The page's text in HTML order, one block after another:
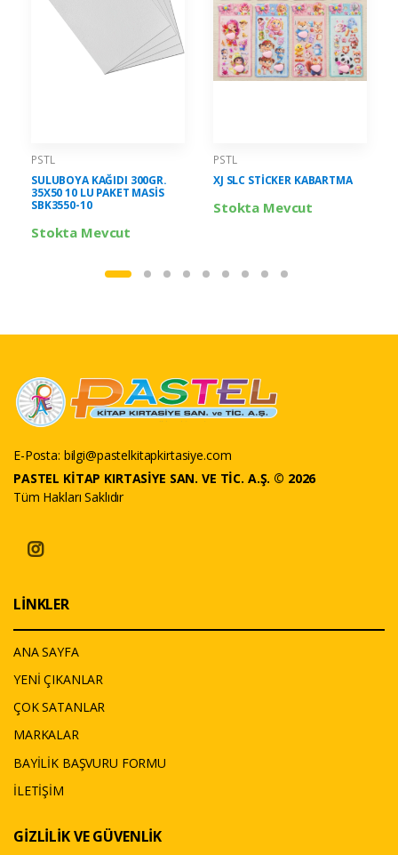
PSTL
SULUBOYA KAĞIDI 300GR.
35X50 10 LU PAKET MASİS
SBK3550-10
Stokta Mevcut
PSTL
XJ SLC STİCKER KABARTMA
Stokta Mevcut
E-Posta: bilgi@pastelkitapkirtasiye.com
PASTEL KİTAP KIRTASİYE SAN. VE TİC. A.Ş. © 2026
Tüm Hakları Saklıdır
LİNKLER
ANA SAYFA
YENİ ÇIKANLAR
ÇOK SATANLAR
MARKALAR
BAYİLİK BAŞVURU FORMU
İLETİŞİM
GİZLİLİK VE GÜVENLİK